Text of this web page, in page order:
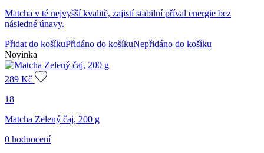
Matcha v té nejvyšší kvalitě, zajistí stabilní příval energie bez
následné únavy.
Přidat do košíkuPřidáno do košíkuNepřidáno do košíku
Novinka
289 Kč
18
Matcha Zelený čaj, 200 g
0 hodnocení